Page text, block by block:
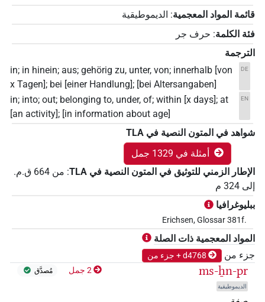
قائمة المواد المعجمية: الديموطيقية
فئة الكلمة: حرف جر
الترجمة
DE
in; in hinein; aus; gehörig zu, unter, von; innerhalb [von
x Tagen]; bei [einer Handlung]; [bei Altersangaben]
EN
in; into; out; belonging to, under, of; within [x days]; at
[an activity]; [in information about age]
شواهد في المتون النصية في ‏TLA
أمثلة في 1329 جمل
الإطار الزمني للتوثيق في المتون النصية في ‏TLA
: من 664 ق.م.
إلى 324 م
ببليوغرافيا
Erichsen, Glossar 381f.
المواد المعجمية ذات الصلة
جزء من
d4768 + جزء من
ms-ẖn-pr
الديموطيقية
2 جمل مُصدَّق